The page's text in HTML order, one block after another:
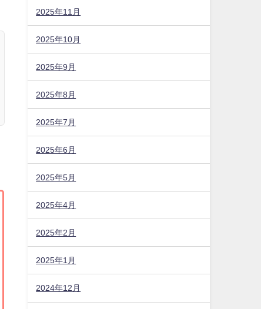
2025年11月
2025年10月
2025年9月
2025年8月
2025年7月
2025年6月
2025年5月
2025年4月
2025年2月
2025年1月
2024年12月